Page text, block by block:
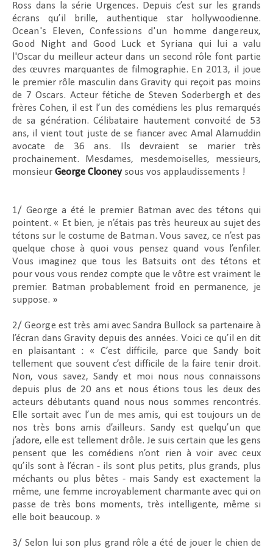
Ross dans la série Urgences. Depuis c’est sur les grands
écrans qu’il brille, authentique star hollywoodienne.
Ocean's Eleven,Confessions d'un homme dangereux,
Good Night and Good Luck et Syriana
qui lui a valu
l'Oscar du meilleur acteur dans un second rôle font partie
des œuvres marquantes de filmographie. En 2013, il joue
le premier rôle masculin dans Gravity qui reçoit pas moins
de 7 Oscars. Acteur fétiche de Steven Soderbergh et des
frères Cohen, il est l’un des comédiens les plus remarqués
de sa génération. Célibataire hautement convoité de 53
ans, il vient tout juste de se fiancer avec Amal Alamuddin
avocate de 36 ans. Ils devraient se marier très
prochainement. Mesdames, mesdemoiselles, messieurs,
monsieur George Clooney sous vos applaudissements !
1/ George a été le premier Batman avec des tétons qui
pointent. « Et bien, je n’étais pas très heureux au sujet des
tétons sur le costume de Batman. Vous savez, ce n’est pas
quelque chose à quoi vous pensez quand vous l’enfiler.
Vous imaginez que tous les Batsuits ont des tétons et
pour vous vous rendez compte que le vôtre est vraiment le
premier. Batman probablement froid en permanence, je
suppose. »
2/George est très ami avec Sandra Bullock sa partenaire à
l’écran dansGravity depuis des années. Voici ce qu’il en dit
en plaisantant : « C’est difficile, parce que Sandy boit
tellement que souvent c’est difficile de la faire tenir droit.
Non, vous savez, Sandy et moi nous nous connaissons
depuis plus de 20 ans et nous étions tous les deux des
acteurs débutants quand nous nous sommes rencontrés.
Elle sortait avec l’un de mes amis, qui est toujours un de
nos très bons amis d’ailleurs. Sandy est quelqu’un que
j’adore, elle est tellement drôle. Je suis certain que les gens
pensent que les comédiens n’ont rien à voir avec ceux
qu’ils sont à l’écran - ils sont plus petits, plus grands, plus
méchants ou plus bêtes - mais Sandy est exactement la
même, une femme incroyablement charmante avec qui on
passe de très bons moments, très intelligente, même si
elle boit beaucoup. »
3/ Selon lui son plus grand rôle a été de jouer le chien de